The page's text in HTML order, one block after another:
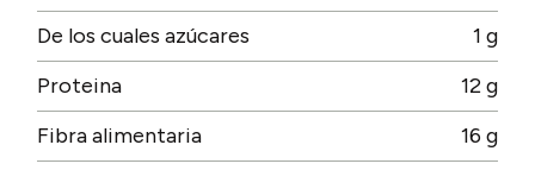
De los cuales azúcares
1 g
Proteina
12 g
Fibra alimentaria
16 g